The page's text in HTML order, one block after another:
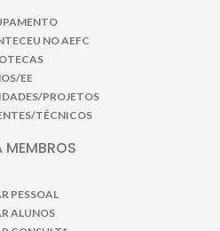
NO AEFC
EE
PROJETOS
TÉCNICOS
MEMBROS
PESSOAL
ALUNOS